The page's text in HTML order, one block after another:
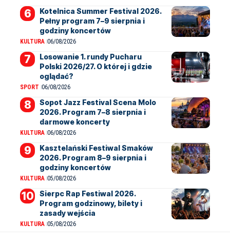
Kotelnica Summer Festival 2026.
Pełny program 7–9 sierpnia i
godziny koncertów
KULTURA 06/08/2026
Losowanie 1. rundy Pucharu
Polski 2026/27. O której i gdzie
oglądać?
SPORT 06/08/2026
Sopot Jazz Festival Scena Molo
2026. Program 7–8 sierpnia i
darmowe koncerty
KULTURA 06/08/2026
Kasztelański Festiwal Smaków
2026. Program 8–9 sierpnia i
godziny koncertów
KULTURA 05/08/2026
Sierpc Rap Festiwal 2026.
Program godzinowy, bilety i
zasady wejścia
KULTURA 05/08/2026